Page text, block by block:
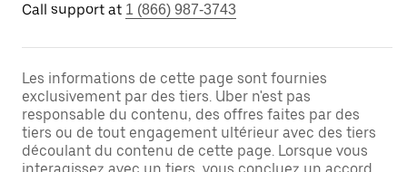
Call support at 1 (866) 987-3743
Les informations de cette page sont fournies
exclusivement par des tiers. Uber n'est pas
responsable du contenu, des offres faites par des
tiers ou de tout engagement ultérieur avec des tiers
découlant du contenu de cette page. Lorsque vous